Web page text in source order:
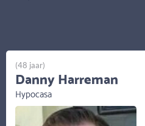
(48 jaar)
Danny Harreman
Hypocasa